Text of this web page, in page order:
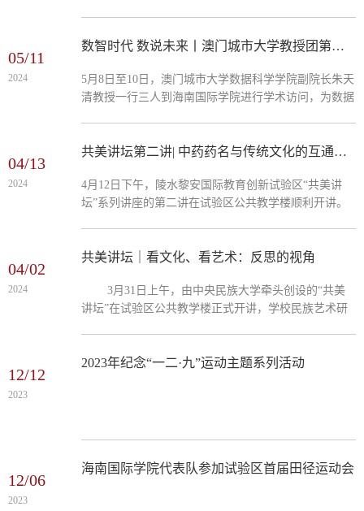
事”，Mark·Levine教授聚焦其在中国逾十九年的生活中
经历的各种有趣的故事和活动，描述这些体验如何被转
化为丰富的音乐创作源泉。分享会现场，Mark·Levine
05/11
2024
数智时代 数说未来丨澳门城市大学教授团第二期系列讲座精彩纷呈
5月8日至10日，澳门城市大学数据科学学院副院长朱天
清教授一行三人到海南国际学院进行学术访问，为数据
学生了解数据科学及相关学科的应用，提升科研能力并
大学数据科学学院朱天清教授、孙鑫教授、郭永德助理
教授主讲。首场讲座由朱天清教授主讲，主题为“How
04/13
2024
共美讲坛第二讲| 中药药名与传统文化的互通互鉴
4月12日下午，陵水黎安国际教育创新试验区“共美讲
坛”系列讲座的第二讲在试验区公共教学楼顺利开讲。
院院长、教育部“中国少数民族传统医学”创新团队带头
试验区及其他入驻高校师生等共一百二十余人现场聆
听。 本次讲座以中药药名作为切入口，带领大家初窥
04/02
2024
共美讲坛｜看文化、看艺术：反思的视角
3月31日上午，由中央民族大学牵头创设的“共美
讲坛”在试验区公共教学楼正式开讲，学校民族艺术研
际学院副院长代明利老师主持，海南国际学院师生、试
12/12
2023
2023年纪念“一二·九”运动主题系列活动
12/06
2023
海南国际学院代表队参加试验区首届田径运动会